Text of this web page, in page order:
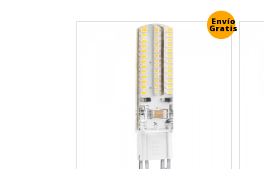
Envío
Gratis